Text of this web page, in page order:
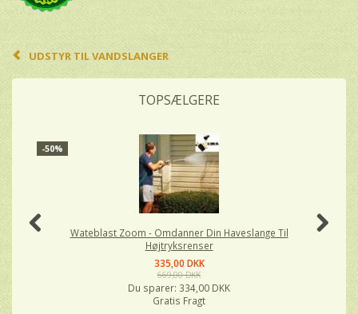
UDSTYR TIL VANDSLANGER
TOPSÆLGERE
-50%
Wateblast Zoom - Omdanner Din Haveslange Til
Højtryksrenser
335,00 DKK
669,00 DKK
Du sparer: 334,00 DKK
Gratis Fragt